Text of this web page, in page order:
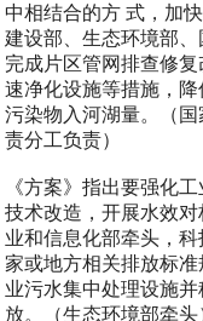
中相结合的方 式，加
建设部、生态环境部
完成片区管网排查修
速净化设施等措施，
污染物入河湖量。（
责分工负责）
《方案》指出要强化
技术改造，开展水效
业和信息化部牵头，
家或地方相关排放标
业污水集中处理设施
放。（生态环境部牵